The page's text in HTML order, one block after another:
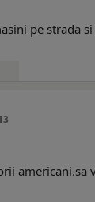
pe strada
americani.sa